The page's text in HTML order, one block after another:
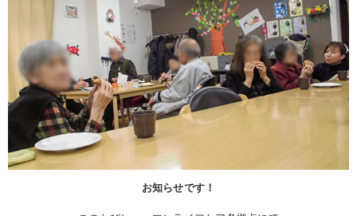
お知らせです！